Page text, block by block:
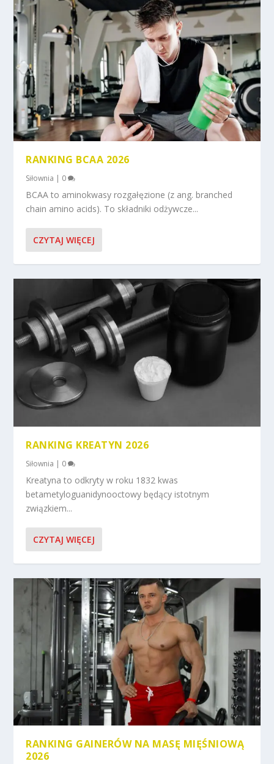
RANKING BCAA 2026
Siłownia | 0
BCAA to aminokwasy rozgałęzione (z ang. branched
chain amino acids). To składniki odżywcze...
CZYTAJ WIĘCEJ
RANKING KREATYN 2026
Siłownia | 0
Kreatyna to odkryty w roku 1832 kwas
betametyloguanidynooctowy będący istotnym
związkiem...
CZYTAJ WIĘCEJ
RANKING GAINERÓW NA MASĘ MIĘŚNIOWĄ
2026